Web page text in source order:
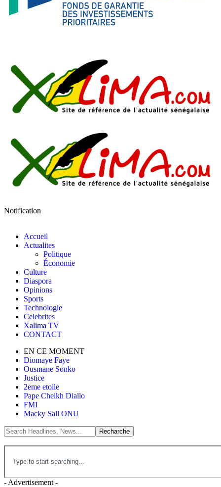
Notification
Accueil
Actualites
Politique
Économie
Culture
Diaspora
Opinions
Sports
Technologie
Celebrites
Xalima TV
CONTACT
EN CE MOMENT
Diomaye Faye
Ousmane Sonko
Justice
2eme etoile
Pape Cheikh Diallo
FMI
Macky Sall ONU
- Advertisement -